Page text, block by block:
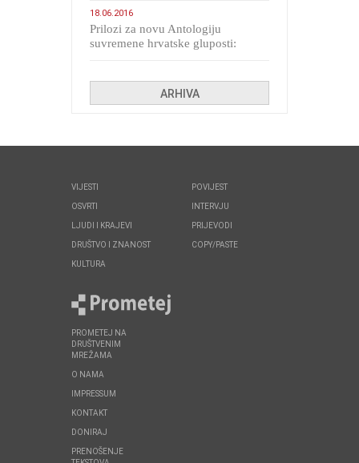
18.06.2016
Prilozi za novu Antologiju
suvremene hrvatske gluposti:
ARHIVA
VIJESTI
OSVRTI
LJUDI I KRAJEVI
DRUŠTVO I ZNANOST
KULTURA
POVIJEST
INTERVJU
PRIJEVODI
COPY/PASTE
PROMETEJ NA
DRUŠTVENIM
MREŽAMA
O NAMA
IMPRESSUM
KONTAKT
DONIRAJ
PRENOŠENJE